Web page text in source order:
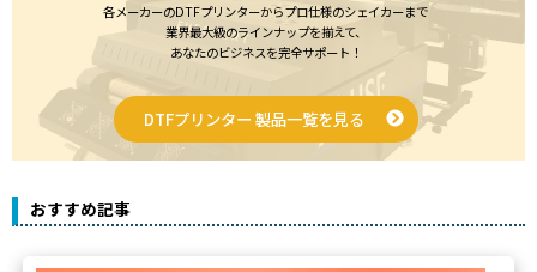
各メーカーのDTFプリンターからプロ仕様のシェイカーまで
業界最大級のラインナップを揃えて、
あなたのビジネスを完全サポート！
DTFプリンター 製品一覧を見る
おすすめ記事